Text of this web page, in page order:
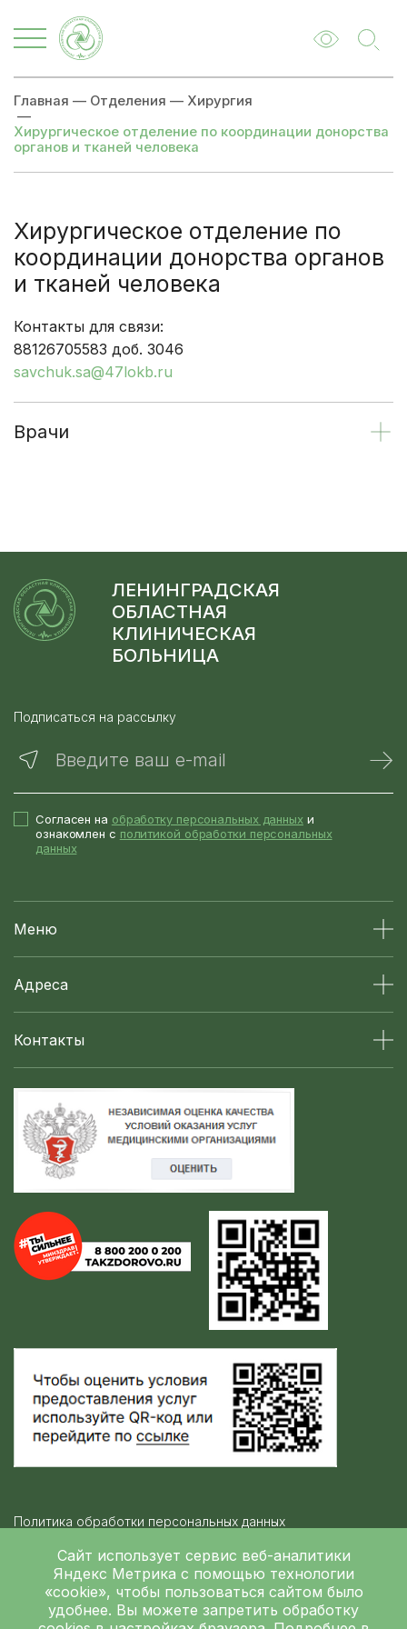
Главная — Отделения — Хирургия
—
Хирургическое отделение по координации донорства
органов и тканей человека
Хирургическое отделение по
координации донорства органов
и тканей человека
Контакты для связи:
88126705583 доб. 3046
savchuk.sa@47lokb.ru
Врачи
Сайт использует сервис веб-аналитики
Яндекс Метрика с помощью технологии
«cookie», чтобы пользоваться сайтом было
удобнее. Вы можете запретить обработку
ЛЕНИНГРАДСКАЯ
ОБЛАСТНАЯ
КЛИНИЧЕСКАЯ
БОЛЬНИЦА
Подписаться на рассылку
Введите ваш e-mail
Согласен на обработку персональных данных и
ознакомлен с политикой обработки персональных
данных
Меню
Адреса
Контакты
Политика обработки персональных данных
Независимая оценка качества